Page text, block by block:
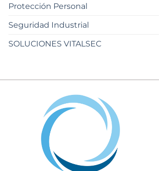
Protección Personal
Seguridad Industrial
SOLUCIONES VITALSEC